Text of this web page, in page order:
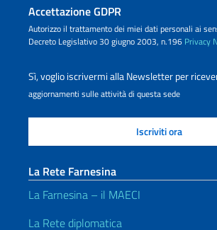
Accettazione GDPR
Autorizzo il trattamento dei miei dati personali ai
Decreto Legislativo 30 giugno 2003, n.196 Privacy
Sì, voglio iscrivermi alla Newsletter per
aggiornamenti sulle attività di questa sede
La Rete Farnesina
La Farnesina – il MAECI
La Rete diplomatica